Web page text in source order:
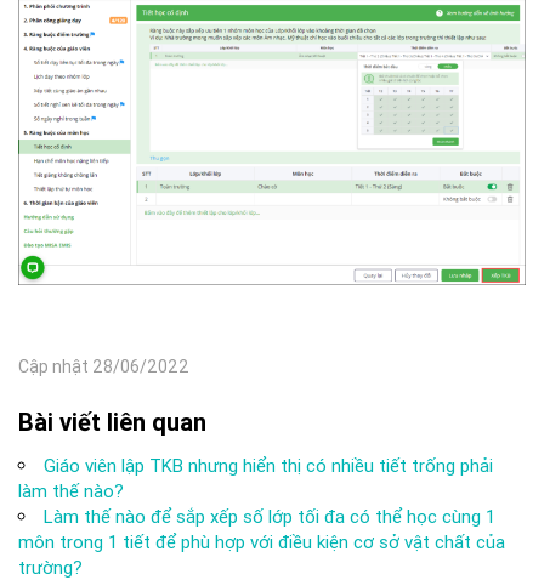
Cập nhật 28/06/2022
Bài viết liên quan
Giáo viên lập TKB nhưng hiển thị có nhiều tiết trống phải
làm thế nào?
Làm thế nào để sắp xếp số lớp tối đa có thể học cùng 1
môn trong 1 tiết để phù hợp với điều kiện cơ sở vật chất của
trường?